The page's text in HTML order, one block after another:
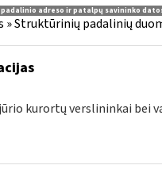
adreso ir patalpų savininko
» Struktūrinių padalinių
kurortų verslininkai bei